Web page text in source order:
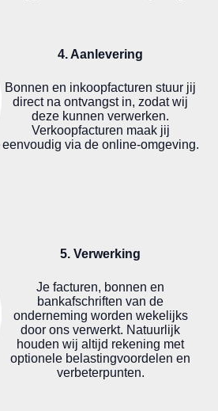
4. Aanlevering
Bonnen en inkoopfacturen stuur jij
direct na ontvangst in, zodat wij
deze kunnen verwerken.
Verkoopfacturen maak jij
eenvoudig via de online-omgeving.
5. Verwerking
Je facturen, bonnen en
bankafschriften van de
onderneming worden wekelijks
door ons verwerkt. Natuurlijk
houden wij altijd rekening met
optionele belastingvoordelen en
verbeterpunten.